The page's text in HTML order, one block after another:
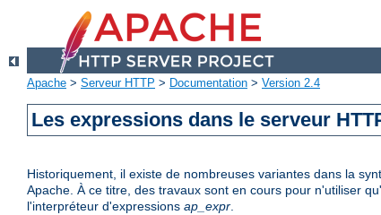
Apache > Serveur HTTP > Documentation > Version 2.4
Les expressions dans le serveur
Historiquement, il existe de nombreuses variantes dans la
Apache. À ce titre, des travaux sont en cours pour n'utiliser
l'interpréteur d'expressions ap_expr.